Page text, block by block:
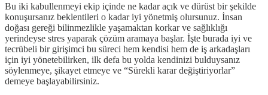
Bu iki kabullenmeyi ekip içinde ne kadar açık ve dürüst bir şekilde
konuşursanız beklentileri o kadar iyi yönetmiş olursunuz. İnsan
doğası gereği bilinmezlikle yaşamaktan korkar ve sağlıklığı
yerindeyse stres yaparak çözüm aramaya başlar. İşte burada iyi ve
tecrübeli bir girişimci bu süreci hem kendisi hem de iş arkadaşları
için iyi yönetebilirken, ilk defa bu yolda kendinizi bulduysanız
söylenmeye, şikayet etmeye ve “Sürekli karar değiştiriyorlar”
demeye başlayabilirsiniz.